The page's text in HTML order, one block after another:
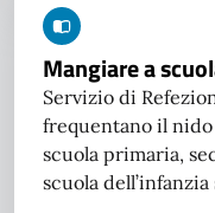
Mangiare a
Servizio di
frequentano il
scuola primaria,
scuola dell’infanzia